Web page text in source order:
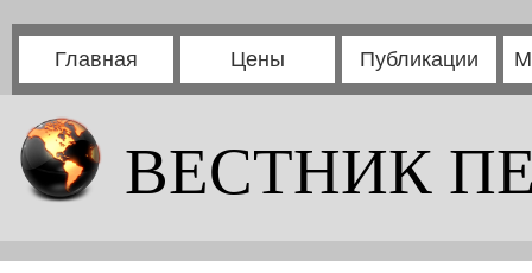
Главная Цены Публикации
ВЕСТНИК